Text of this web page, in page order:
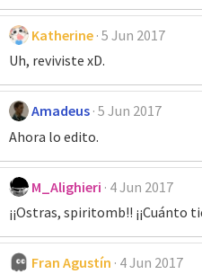
Katherine 5 Jun 2017
Uh, reviviste xD.
Amadeus 5 Jun 2017
Ahora lo edito.
M_Alighieri 4 Jun 2017
¡¡Ostras, spiritomb!! ¡¡Cuánto
Fran Agustín 4 Jun 2017